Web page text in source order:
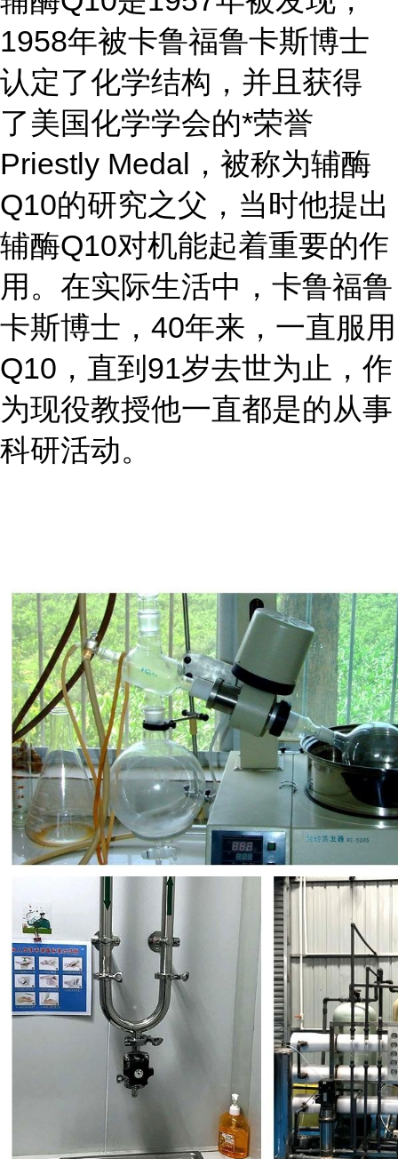
1958年被卡鲁福鲁卡斯博士
认定了化学结构，并且获得
了美国化学学会的*荣誉
Priestly Medal，被称为辅酶
Q10的研究之父，当时他提出
辅酶Q10对机能起着重要的作
用。在实际生活中，卡鲁福鲁
卡斯博士，40年来，一直服用
Q10，直到91岁去世为止，作
为现役教授他一直都是的从事
科研活动。